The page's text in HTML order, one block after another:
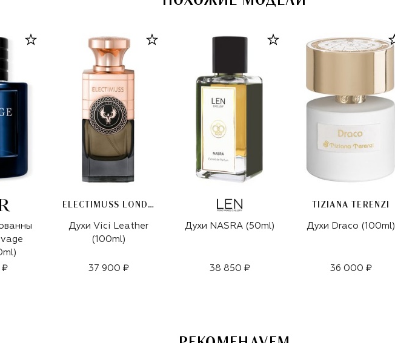
₽
ELECTIMUSS LONDON
Духи Vici Leather
(100ml)
37 900 ₽
Духи NASRA (50ml)
38 850 ₽
TIZIANA TERENZI
Духи Draco (100ml)
36 000 ₽